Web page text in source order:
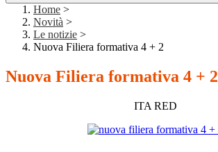
Home >
Novità >
Le notizie >
Nuova Filiera formativa 4 + 2
Nuova Filiera formativa 4 + 2
ITA RED